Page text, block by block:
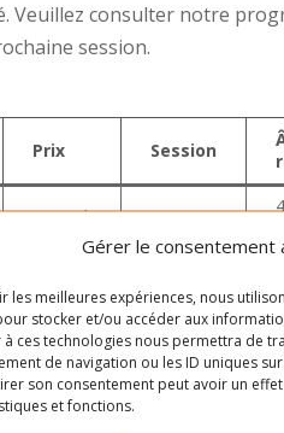
Gérer le consentement
les meilleures expériences, nous
stocker et/ou accéder aux
à ces technologies nous permettra de
de navigation ou les ID uniques
son consentement peut avoir un
et fonctions.
Veuillez consulter notre
session.
Prix Session
34,50$ 8 sem.
20 avril
avril au 14 juin
plus amples informations.